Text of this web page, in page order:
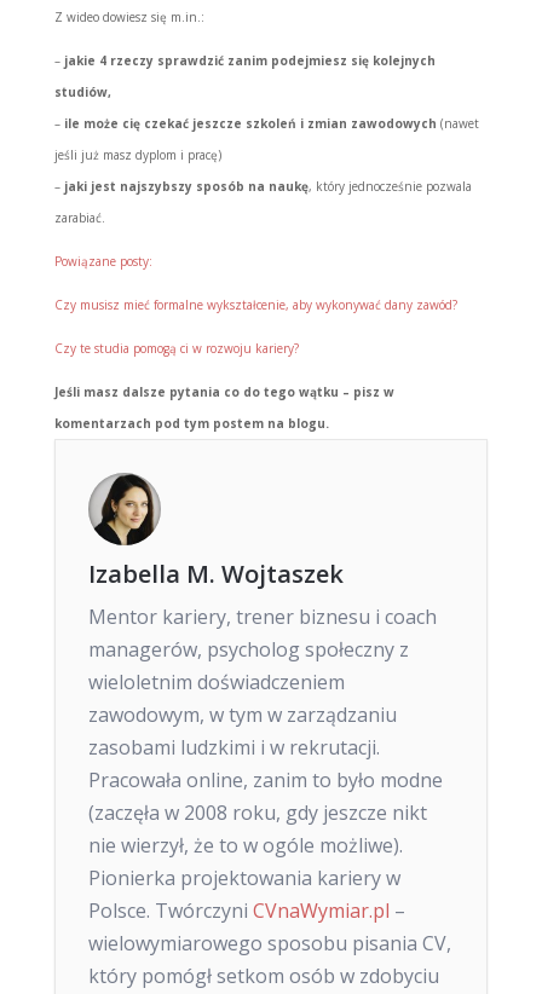
Z wideo dowiesz się m.in.:
– jakie 4 rzeczy sprawdzić zanim podejmiesz się kolejnych
studiów,
– ile może cię czekać jeszcze szkoleń i zmian zawodowych (nawet
jeśli już masz dyplom i pracę)
– jaki jest najszybszy sposób na naukę, który jednocześnie pozwala
zarabiać.
Powiązane posty:
Czy musisz mieć formalne wykształcenie, aby wykonywać dany zawód?
Czy te studia pomogą ci w rozwoju kariery?
Jeśli masz dalsze pytania co do tego wątku – pisz w
komentarzach pod tym postem na blogu.
Izabella M. Wojtaszek
Mentor kariery, trener biznesu i coach
managerów, psycholog społeczny z
wieloletnim doświadczeniem
zawodowym, w tym w zarządzaniu
zasobami ludzkimi i w rekrutacji.
Pracowała online, zanim to było modne
(zaczęła w 2008 roku, gdy jeszcze nikt
nie wierzył, że to w ogóle możliwe).
Pionierka projektowania kariery w
Polsce. Twórczyni CVnaWymiar.pl –
wielowymiarowego sposobu pisania CV,
który pomógł setkom osób w zdobyciu